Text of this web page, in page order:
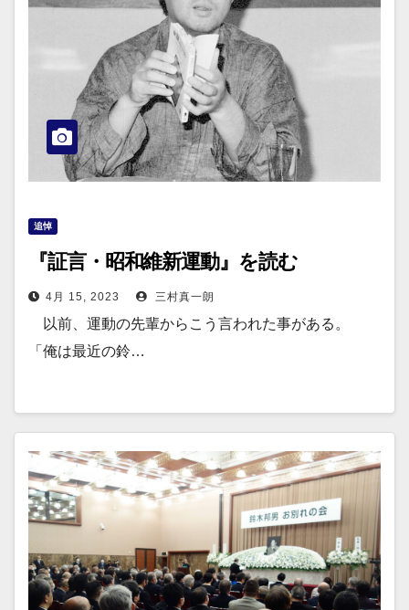
追悼
『証言・昭和維新運動』を読む
4月 15, 2023 三村真一朗
以前、運動の先輩からこう言われた事がある。
「俺は最近の鈴…